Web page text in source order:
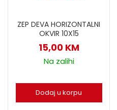
ZEP DEVA HORIZONTALNI
OKVIR 10X15
15,00 KM
Na zalihi
Dodaj u korpu